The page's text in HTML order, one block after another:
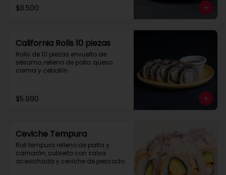
$8.500
California Rolls 10 piezas
Rolls de 10 piezas envuelto de
sésamo, relleno de pollo, queso
crema y cebollín.
$5.990
Ceviche Tempura
Roll tempura relleno de palta y
camarón, cubierto con salsa
acevichada y ceviche de pescado.